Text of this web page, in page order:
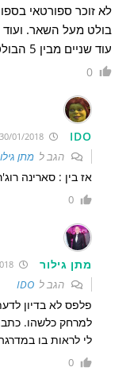
לא זוכר ספורטאי
בולט מעל השאר.
עוד שניים מבין 5 הבולטים בעידן הפתוח.
0
IDO
הגב למתן
אז בין : סארינה
0
מתן גילור
הגב לIDO
פלפס לא בדיון
למרחק כלשהו.
לי לראות בו
0